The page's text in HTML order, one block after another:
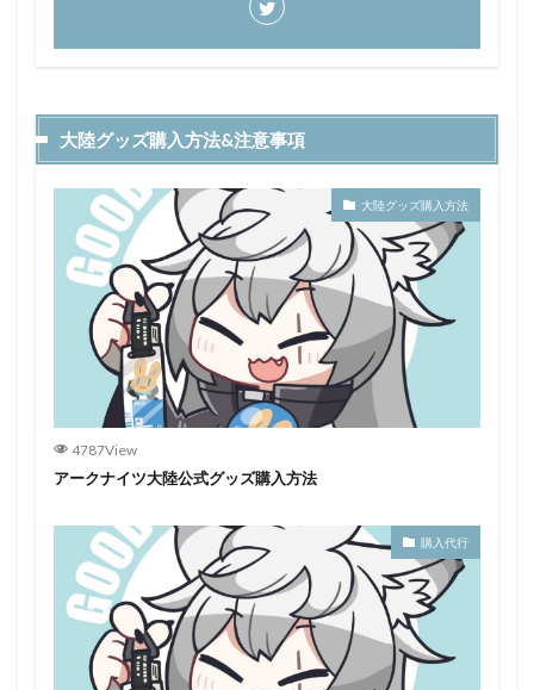
大陸グッズ購入方法&注意事項
大陸グッズ購入方法
4787View
アークナイツ大陸公式グッズ購入方法
購入代行